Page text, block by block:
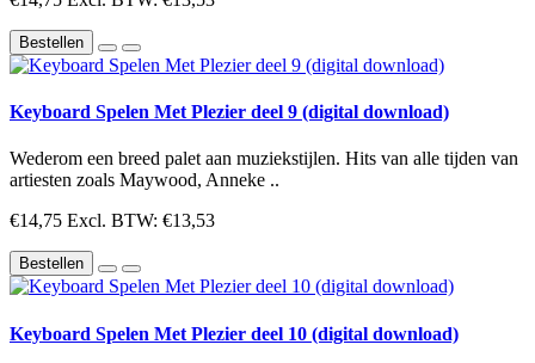
Bestellen
Keyboard Spelen Met Plezier deel 9 (digital download)
Wederom een breed palet aan muziekstijlen. Hits van alle tijden van
artiesten zoals Maywood, Anneke ..
€14,75 Excl. BTW: €13,53
Bestellen
Keyboard Spelen Met Plezier deel 10 (digital download)